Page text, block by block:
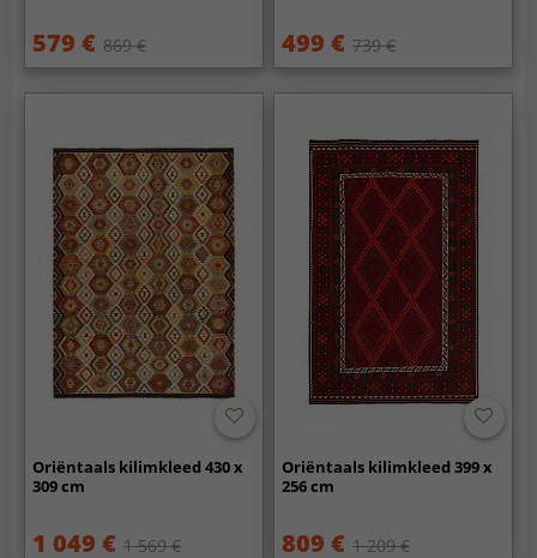
579 € 869 € 499 € 739 €
Oriëntaals kilimkleed 430 x
309 cm
1 049 € 1 569 €
Oriëntaals kilimkleed 399 x
256 cm
809 € 1 209 €